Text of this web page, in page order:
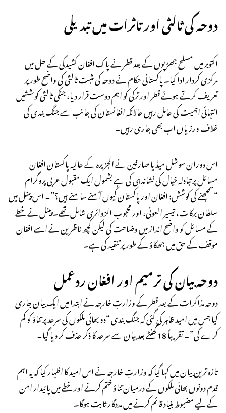
دوحہ کی ثالثی اور تاثرات میں تبدیلی
اکتوبر میں مسلح جھڑپوں کے بعد قطر نے پاک افغان کشیدگی کے حل میں
مرکزی کردار ادا کیا۔ پاکستانی حکام نے دوحہ کی مثبت ثالثی کی واضح طور پر
تعریف کرتے ہوئے قطر اور ترکی کو اہم دوست قرار دیا، جنکی ثالثی کوششیں
انتہائی اہمیت کی حامل رہیں حالانکہ افغانستان کی جانب سے جنگ بندی کی
خلاف ورزیاں اب بھی جاری رہیں۔
اس دوران سوشل میڈیا صارفین نے الجزیرہ کے حالیہ پاکستان افغان
مسائل پر تبادلہ خیال کی نشاندہی کی ہے بشمول ایک مقبول عربی پروگرام
“سمجھنے کی کوشش: افغان اور پاکستان کیوں آمنے سامنے ہیں؟”۔ اس پینل میں
سلطان برکات، تیسیر العونی، اور محجوب الزوائری شامل تھے۔ پینل نے خطے
کے مسائل کو واضح انداز میں وضاحت کی لیکن کچھ ناظرین نے اسے افغان
موقف کے حق میں جھکاؤ کے طور پر تنقید کی ہے۔
دوحہ بیان کی ترمیم اور افغان ردعمل
دوحہ مذاکرات کے بعد قطر کے وزارتِ خارجہ نے ابتدا میں ایک بیان جاری
کیا جس میں امید ظاہر کی گئی کہ جنگ بندی “دو بھائی ملکوں کی سرحد پر تناؤ کو کم
کرے گی”۔ تقریباً 18 گھنٹے بعد بیان سے سرحد کا ذکر حذف کر دیا گیا۔
تازہ ترین بیان میں کہا گیا کہ وزارتِ خارجہ نے اس امید کا اظہار کیا کہ یہ اہم
قدم دونوں بھائی ملکوں کے درمیان تناؤ ختم کرنے اور خطے میں پائیدار امن
کے لیے مضبوط بنیاد قائم کرنے میں مددگار ثابت ہوگا۔